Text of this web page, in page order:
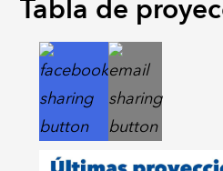
Tabla de